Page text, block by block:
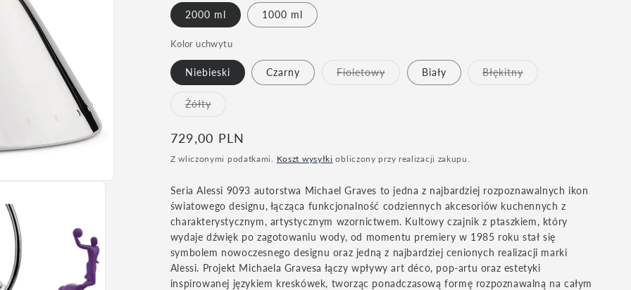
lub
niedostępny
2000 ml 1000 ml
Kolor uchwytu
Niebieski Czarny FioletowyWariant
wyprzedany
Biały BłękitnyWariant
ŻółtyWariant
niedostępny
Cena
regularna
729,00 PLN
Z wliczonymi podatkami. Koszt wysyłki obliczony przy realizacji zakupu.
Seria Alessi 9093 autorstwa Michael Graves to jedna z najbardziej rozpoznawalnych ikon
światowego designu, łącząca funkcjonalność codziennych akcesoriów kuchennych z
charakterystycznym, artystycznym wzornictwem. Kultowy czajnik z ptaszkiem, który
wydaje dźwięk po zagotowaniu wody, od momentu premiery w 1985 roku stał się
symbolem nowoczesnego designu oraz jedną z najbardziej cenionych realizacji marki
Alessi. Projekt Michaela Gravesa łączy wpływy art déco, pop-artu oraz estetyki
inspirowanej językiem kreskówek, tworząc ponadczasową formę rozpoznawalną na całym